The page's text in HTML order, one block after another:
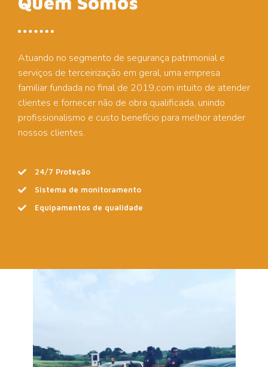
Atuando no segmento de segurança patrimonial e
serviços de terceirização em geral, uma empresa
familiar fundada no final de 2019,com intuito de atender
clientes e fornecer não de obra qualificada, unindo
profissionalismo e custo benefício para melhor atender
nossos clientes.
24/7 Proteção
Sistema de monitoramento
Equipamentos de qualidade